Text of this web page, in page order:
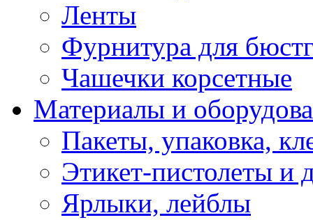
Ленты
Фурнитура для
Чашечки корсетные
Материалы и
Пакеты, упаковка,
Этикет-пистолеты и
Ярлыки, лейблы